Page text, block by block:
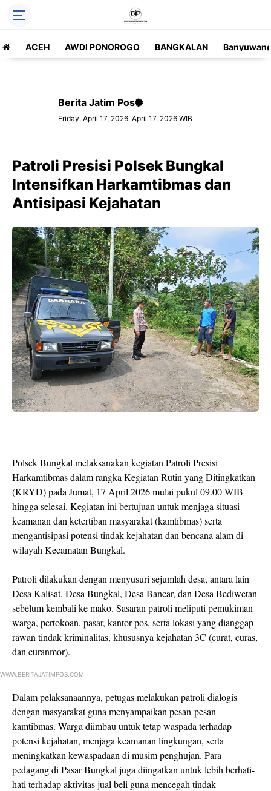
ACEH AWDI PONOROGO BANGKALAN
Berita Jatim Pos
Friday, April 17, 2026, April 17, 2026 WIB
Patroli Presisi Polsek Bungkal
Intensifkan Harkamtibmas dan
Antisipasi Kejahatan
Polsek Bungkal melaksanakan kegiatan Patroli Presisi
Harkamtibmas dalam rangka Kegiatan Rutin yang Ditingkatkan
(KRYD) pada Jumat, 17 April 2026 mulai pukul 09.00 WIB
hingga selesai. Kegiatan ini bertujuan untuk menjaga situasi
keamanan dan ketertiban masyarakat (kamtibmas) serta
mengantisipasi potensi tindak kejahatan dan bencana alam di
wilayah Kecamatan Bungkal.
Patroli dilakukan dengan menyusuri sejumlah desa, antara lain
Desa Kalisat, Desa Bungkal, Desa Bancar, dan Desa Bediwetan
sebelum kembali ke mako. Sasaran patroli meliputi pemukiman
warga, pertokoan, pasar, kantor pos, serta lokasi yang dianggap
rawan tindak kriminalitas, khususnya kejahatan 3C (curat, curas,
dan curanmor).
WWW.BERITAJATIMPOS.COM
Dalam pelaksanaannya, petugas melakukan patroli dialogis
dengan masyarakat guna menyampaikan pesan-pesan
kamtibmas. Warga diimbau untuk tetap waspada terhadap
potensi kejahatan, menjaga keamanan lingkungan, serta
meningkatkan kewaspadaan di musim penghujan. Para
pedagang di Pasar Bungkal juga diingatkan untuk lebih berhati-
hati terhadap aktivitas jual beli guna mencegah tindak